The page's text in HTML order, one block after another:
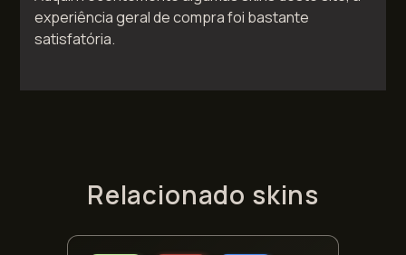
experiência geral de compra foi bastante
satisfatória.
Relacionado skins